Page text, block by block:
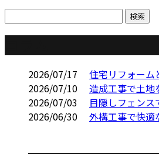
2026/07/17
住宅リフォー
2026/07/10
造成工事で土
2026/07/03
目隠しフェン
2026/06/30
外構工事で快